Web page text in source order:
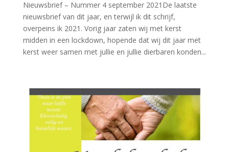
Nieuwsbrief – Nummer 4 september 2021De laatste
nieuwsbrief van dit jaar, en terwijl ik dit schrijf,
overpeins ik 2021. Vorig jaar zaten wij met kerst
midden in een lockdown, hopende dat wij dit jaar met
kerst weer samen met jullie en jullie dierbaren konden...